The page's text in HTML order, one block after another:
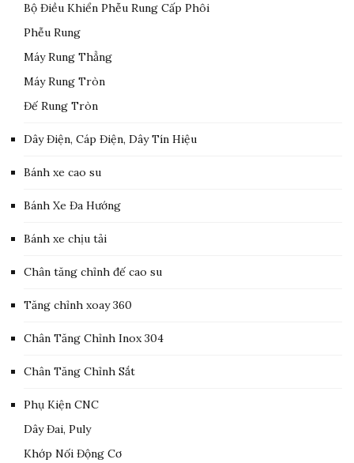
Bộ Điều Khiển Phễu Rung Cấp Phôi
Phễu Rung
Máy Rung Thẳng
Máy Rung Tròn
Đế Rung Tròn
Dây Điện, Cáp Điện, Dây Tín Hiệu
Bánh xe cao su
Bánh Xe Đa Hướng
Bánh xe chịu tải
Chân tăng chỉnh đế cao su
Tăng chỉnh xoay 360
Chân Tăng Chỉnh Inox 304
Chân Tăng Chỉnh Sắt
Phụ Kiện CNC
Dây Đai, Puly
Khớp Nối Động Cơ